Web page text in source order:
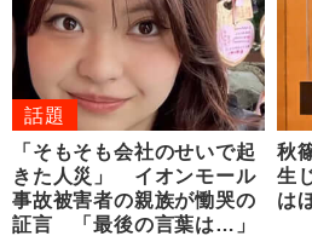
話題
「そもそも会社のせいで起
きた人災」 イオンモール
事故被害者の親族が慟哭の
証言 「最後の言葉は…」
秋
生
は